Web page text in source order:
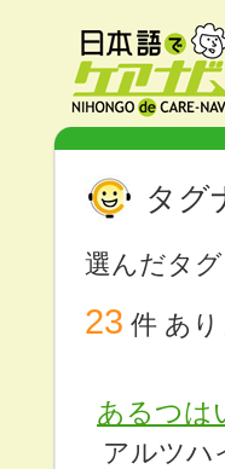
タグ
選んだタグ
23 件 あ
あるつは
アルツハ